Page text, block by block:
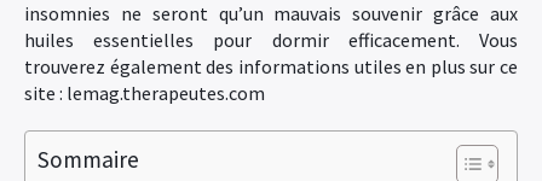
insomnies ne seront qu’un mauvais souvenir grâce aux
huiles essentielles pour dormir efficacement. Vous
trouverez également des informations utiles en plus sur ce
site : lemag.therapeutes.com
Sommaire